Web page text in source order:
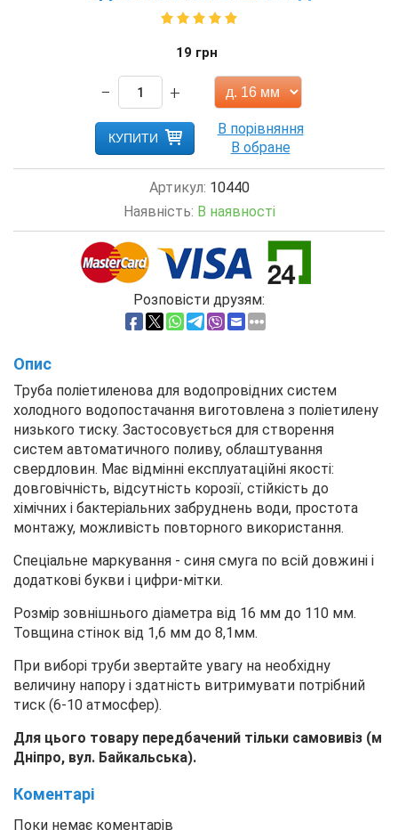
19 грн
− +
КУПИТИ
Артикул: 10440
Наявність: В наявності
Розповісти друзям:
Опис
Труба поліетиленова для водопровідних систем
холодного водопостачання виготовлена ​​з поліетилену
низького тиску. Застосовується для створення
систем автоматичного поливу, облаштування
свердловин. Має відмінні експлуатаційні якості:
довговічність, відсутність корозії, стійкість до
хімічних і бактеріальних забруднень води, простота
монтажу, можливість повторного використання.
Спеціальне маркування - синя смуга по всій довжині і
додаткові букви і цифри-мітки.
Розмір зовнішнього діаметра від 16 мм до 110 мм.
Товщина стінок від 1,6 мм до 8,1мм.
При виборі труби звертайте увагу на необхідну
величину напору і здатність витримувати потрібний
тиск (6-10 атмосфер).
Для цього товару передбачений тільки самовивіз (м
Дніпро, вул. Байкальська).
Коментарі
Поки немає коментарів